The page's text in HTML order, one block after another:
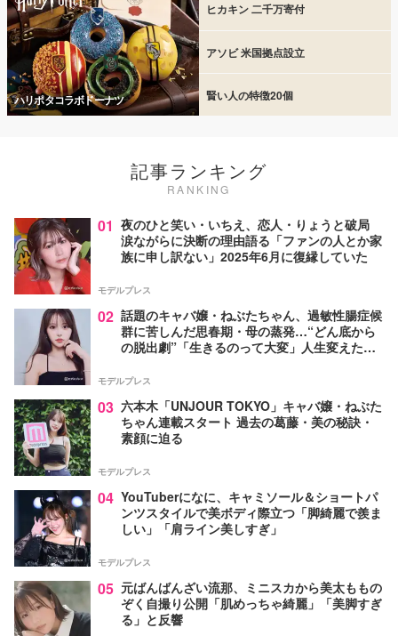
ハリポタコラボドーナツ
ヒカキン 二千万寄付
アソビ 米国拠点設立
賢い人の特徴20個
記事ランキング
RANKING
01 夜のひと笑い・いちえ、恋人・りょうと破局
涙ながらに決断の理由語る「ファンの人とか家
族に申し訳ない」2025年6月に復縁していた
モデルプレス
02 話題のキャバ嬢・ねぶたちゃん、過敏性腸症候
群に苦しんだ思春期・母の蒸発…“どん底から
の脱出劇”「生きるのって大変」人生変えた言
モデルプレス
03 六本木「UNJOUR TOKYO」キャバ嬢・ねぶた
ちゃん連載スタート 過去の葛藤・美の秘訣・
素顔に迫る
モデルプレス
04 YouTuberになに、キャミソール＆ショートパ
ンツスタイルで美ボディ際立つ「脚綺麗で羨ま
しい」「肩ライン美しすぎ」
モデルプレス
05 元ばんばんざい流那、ミニスカから美太ももの
ぞく自撮り公開「肌めっちゃ綺麗」「美脚すぎ
る」と反響